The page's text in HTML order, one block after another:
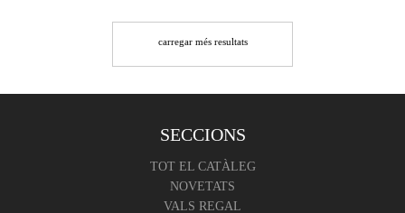
carregar més resultats
SECCIONS
TOT EL CATÀLEG
NOVETATS
VALS REGAL